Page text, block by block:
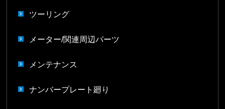
ツーリング
メーター/関連周辺パーツ
メンテナンス
ナンバープレート廻り